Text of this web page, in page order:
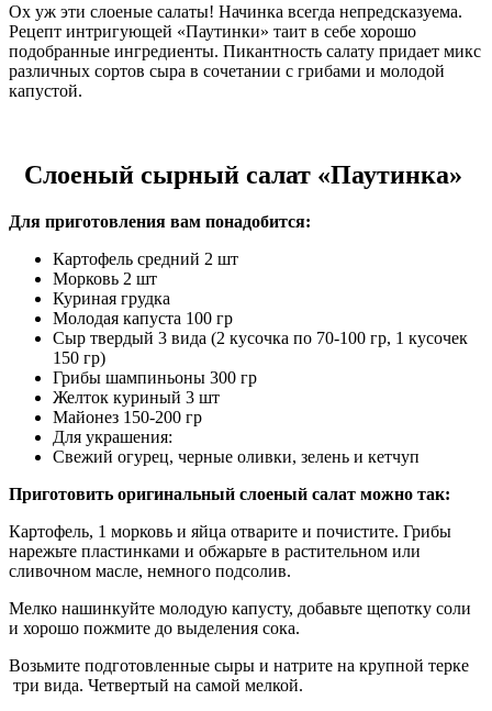
Ох уж эти слоеные салаты! Начинка всегда непредсказуема.
Рецепт интригующей «Паутинки» таит в себе хорошо
подобранные ингредиенты. Пикантность салату придает микс
различных сортов сыра в сочетании с грибами и молодой
капустой.
Слоеный сырный салат «Паутинка»
Для приготовления вам понадобится:
Картофель средний 2 шт
Морковь 2 шт
Куриная грудка
Молодая капуста 100 гр
Сыр твердый 3 вида (2 кусочка по 70-100 гр, 1 кусочек
150 гр)
Грибы шампиньоны 300 гр
Желток куриный 3 шт
Майонез 150-200 гр
Для украшения:
Свежий огурец, черные оливки, зелень и кетчуп
Приготовить оригинальный слоеный салат можно так:
Картофель, 1 морковь и яйца отварите и почистите. Грибы
нарежьте пластинками и обжарьте в растительном или
сливочном масле, немного подсолив.
Мелко нашинкуйте молодую капусту, добавьте щепотку соли
и хорошо пожмите до выделения сока.
Возьмите подготовленные сыры и натрите на крупной терке
три вида. Четвертый на самой мелкой.